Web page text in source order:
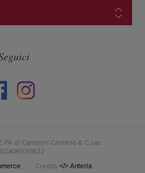
di Camilleri Carmelo & C.sas
02409330822
- Credits </> Anteria